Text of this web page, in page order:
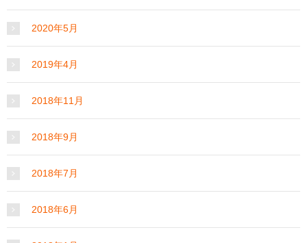
2020年5月
2019年4月
2018年11月
2018年9月
2018年7月
2018年6月